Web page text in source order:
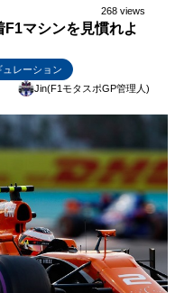
268 views
マシンを見慣れよ
ュレーション
Jin(F1モタスポGP管理人)